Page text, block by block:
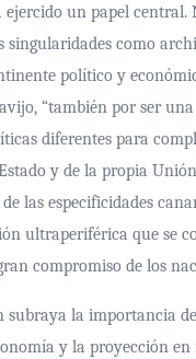
ejercido un papel central.
singularidades como
político y
“también por ser
diferentes para
y de la propia
las especificidades
ultraperiférica que se
compromiso de los
subraya la importancia
y la proyección en